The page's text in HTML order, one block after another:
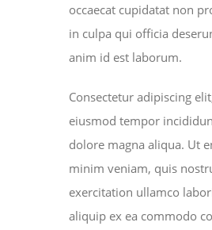
occaecat cupidatat non
in culpa qui officia
anim id est laborum.
Consectetur adipiscing
eiusmod tempor
dolore magna aliqua. Ut
minim veniam, quis
exercitation ullamco
aliquip ex ea commodo